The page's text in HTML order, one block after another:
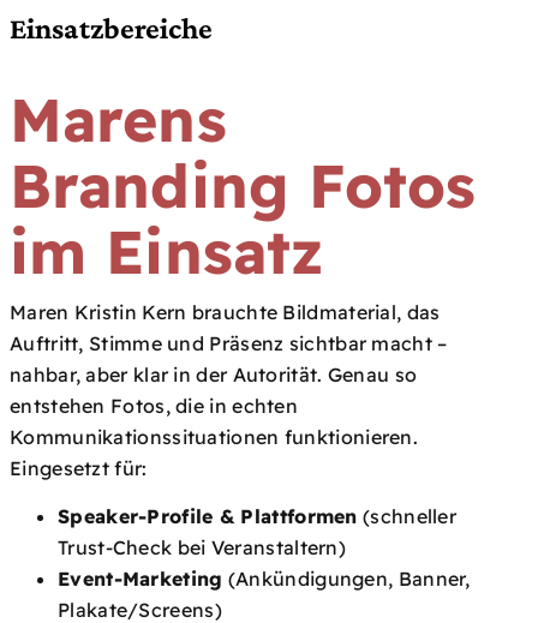
Einsatzbereiche
Marens
Branding Fotos
im Einsatz
Maren Kristin Kern brauchte Bildmaterial, das
Auftritt, Stimme und Präsenz sichtbar macht –
nahbar, aber klar in der Autorität. Genau so
entstehen Fotos, die in echten
Kommunikationssituationen funktionieren.
Eingesetzt für:
Speaker-Profile & Plattformen (schneller
Trust-Check bei Veranstaltern)
Event-Marketing (Ankündigungen, Banner,
Plakate/Screens)